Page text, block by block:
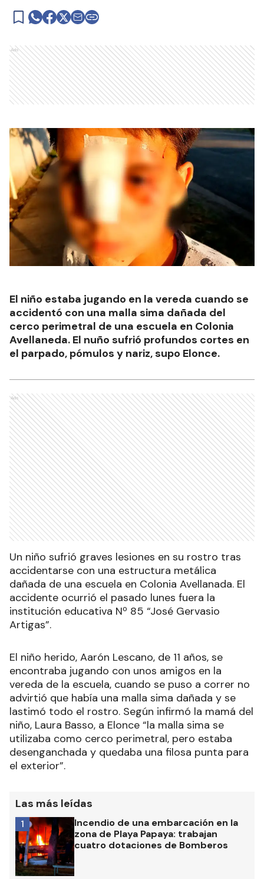
Ads
El niño estaba jugando en la vereda cuando se
accidentó con una malla sima dañada del
cerco perimetral de una escuela en Colonia
Avellaneda. El nuño sufrió profundos cortes en
el parpado, pómulos y nariz, supo Elonce.
Ads
Un niño sufrió graves lesiones en su rostro tras
accidentarse con una estructura metálica
dañada de una escuela en Colonia Avellanada. El
accidente ocurrió el pasado lunes fuera la
institución educativa Nº 85 “José Gervasio
Artigas”.
El niño herido, Aarón Lescano, de 11 años, se
encontraba jugando con unos amigos en la
vereda de la escuela, cuando se puso a correr no
advirtió que había una malla sima dañada y se
lastimó todo el rostro. Según infirmó la mamá del
niño, Laura Basso, a Elonce “la malla sima se
utilizaba como cerco perimetral, pero estaba
desenganchada y quedaba una filosa punta para
el exterior”.
Las más leídas
Incendio de una embarcación en la
zona de Playa Papaya: trabajan
cuatro dotaciones de Bomberos
1